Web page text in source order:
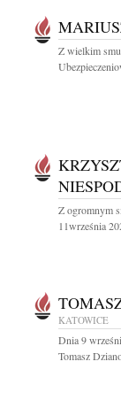
Z wielkim
Z ogromnym
11września
KATOWICE
Dnia 9
Tomasz